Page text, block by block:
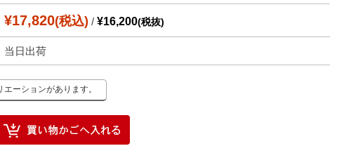
¥17,820(税込) / ¥16,200(税抜)
当日出荷
ーションがあります。